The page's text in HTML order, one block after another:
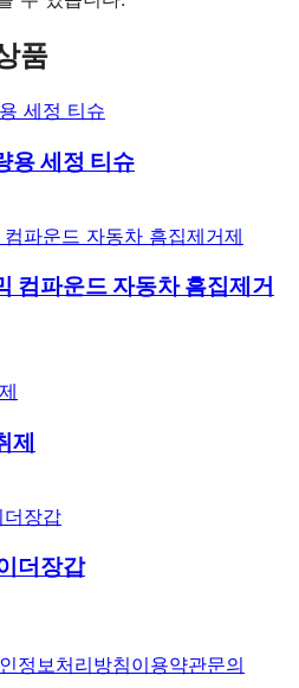
품
용 세정 티슈
컴파운드 자동차 흠집제거
제
더장갑
정보처리방침이용약관문의